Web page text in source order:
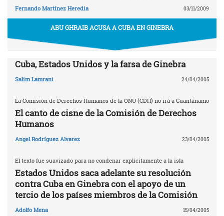
Fernando Martínez Heredia 03/11/2009
ABU GHRAIB ACUSA A CUBA EN GINEBRA
Cuba, Estados Unidos y la farsa de Ginebra
Salim Lamrani 24/04/2005
La Comisión de Derechos Humanos de la ONU (CDH) no irá a Guantánamo
El canto de cisne de la Comisión de Derechos
Humanos
Angel Rodríguez Alvarez 23/04/2005
El texto fue suavizado para no condenar explícitamente a la isla
Estados Unidos saca adelante su resolución
contra Cuba en Ginebra con el apoyo de un
tercio de los países miembros de la Comisión
Adolfo Mena 15/04/2005